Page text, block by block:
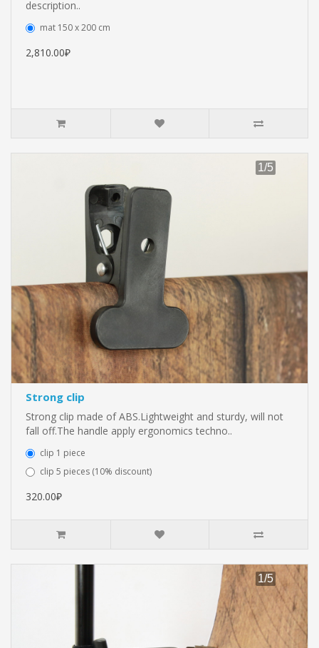
description..
mat 150 x 200 cm
2,810.00₽
Strong clip
Strong clip made of ABS.Lightweight and sturdy, will not
fall off.The handle apply ergonomics techno..
clip 1 piece
clip 5 pieces (10% discount)
320.00₽